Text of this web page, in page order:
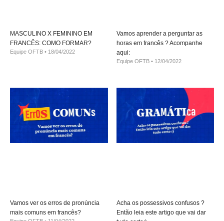
MASCULINO X FEMININO EM
FRANCÊS: COMO FORMAR?
Equipe OFTB 18/04/2022
Vamos aprender a perguntar as
horas em francês ? Acompanhe
aqui:
Equipe OFTB 12/04/2022
Vamos ver os erros de pronúncia
mais comuns em francês?
Acha os possessivos confusos ?
Então leia este artigo que vai dar